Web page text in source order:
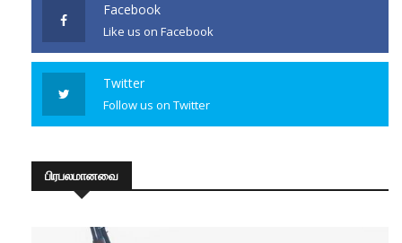
Facebook
Like us on Facebook
Twitter
Follow us on Twitter
பிரபலமானவை